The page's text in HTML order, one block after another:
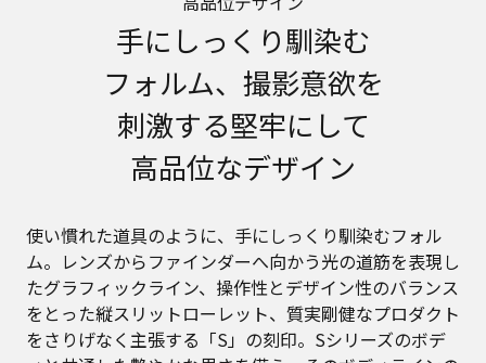
手にしっくり馴染む
フォルム、 撮影意欲を
刺激する堅牢にして
高品位なデザイン
使い慣れた道具のように、手にしっくり馴染むフォル
ム。レンズからファインダーへ向かう光の道筋を表現し
たグラフィックライン、操作性とデザイン性のバランス
をとった縦スリットローレット、質実剛健なプロダクト
をさりげなく主張する「S」の刻印。Sシリーズのボデ